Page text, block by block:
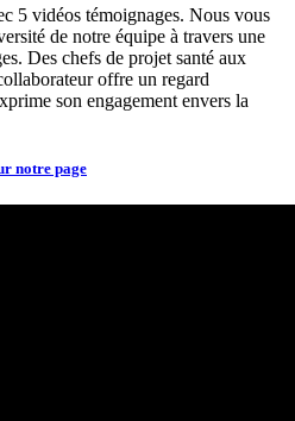
5 vidéos témoignages. Nous vous
de notre équipe à travers une
Des chefs de projet santé aux
offre un regard
son engagement envers la
notre page